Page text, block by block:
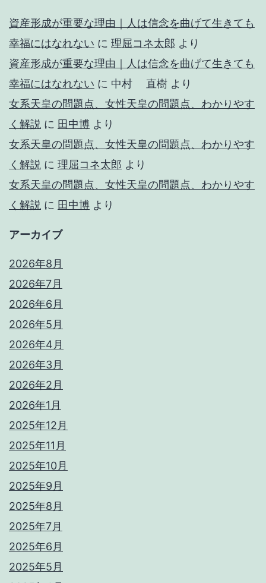
資産形成が重要な理由｜人は信念を曲げて生きても
幸福にはなれない に 理屈コネ太郎 より
資産形成が重要な理由｜人は信念を曲げて生きても
幸福にはなれない に 中村 直樹 より
女系天皇の問題点、女性天皇の問題点、わかりやす
く解説 に 田中博 より
女系天皇の問題点、女性天皇の問題点、わかりやす
く解説 に 理屈コネ太郎 より
女系天皇の問題点、女性天皇の問題点、わかりやす
く解説 に 田中博 より
アーカイブ
2026年8月
2026年7月
2026年6月
2026年5月
2026年4月
2026年3月
2026年2月
2026年1月
2025年12月
2025年11月
2025年10月
2025年9月
2025年8月
2025年7月
2025年6月
2025年5月